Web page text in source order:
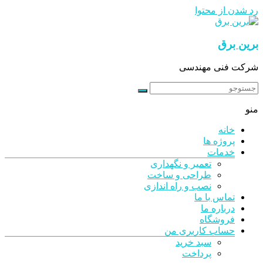
رد شدن از محتوا
برین برق
شرکت فنی مهندسی
منو
خانه
پروژه ها
خدمات
تعمیر و نگهداری
طراحی و ساخت
نصب و راه اندازی
تماس با ما
درباره ما
فروشگاه
حساب کاربری من
سبد خرید
پرداخت